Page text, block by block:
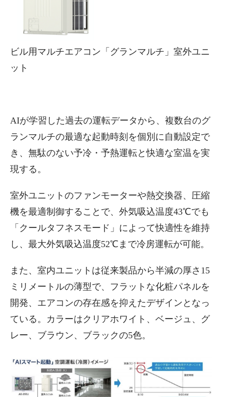
ビル用マルチエアコン「グランマルチ」室外ユニ
ット
AIが学習した過去の運転データから、複数台のグ
ランマルチの最適な起動時刻を個別に自動設定で
き、無駄のない予冷・予熱運転と快適な室温を実
現する。
室外ユニットのファンモーターや熱交換器、圧縮
機を最適制御することで、外気吸込温度43℃でも
「クールタフネスモード」によって快適性を維持
し、最大外気吸込温度52℃まで冷房運転が可能。
また、室内ユニットは従来製品から半減の厚さ15
ミリメートルの薄型で、フラットな化粧パネルを
開発、エアコンの存在感を抑えたデザインとなっ
ている。カラーはクリアホワイト、ベージュ、グ
レー、ブラウン、ブラックの5色。